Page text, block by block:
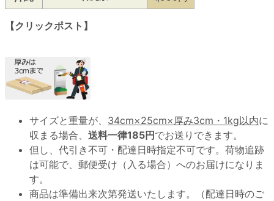
【クリックポスト】
サイズと重量が、 34cm×25cm×厚み3cm・1kg以内に
収まる場合、 送料一律185円でお送りできます。
但し、代引き不可・配達日時指定不可です。荷物追跡
は可能で、郵便受け（入る場合）へのお届けになりま
す。
商品は準備出来次第発送いたします。（配達日時のご